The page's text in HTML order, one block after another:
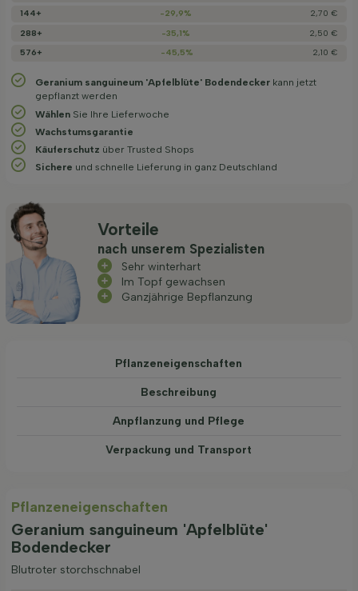
144+
-29,9%
2,70 €
288+
-35,1%
2,50 €
576+
-45,5% 2,10 €
Geranium sanguineum 'Apfelblüte' Bodendecker kann jetzt
gepflanzt werden
Wählen Sie Ihre Lieferwoche
Wachstums­garantie
Käuferschutz über Trusted Shops
Sichere und schnelle Lieferung in ganz Deutschland
Vorteile
nach unserem Spezialisten
Sehr winterhart
Im Topf gewachsen
Ganzjährige Bepflanzung
Pflanzeneigenschaften
Beschreibung
Anpflanzung und Pflege
Verpackung und Transport
Pflanzeneigenschaften
Geranium sanguineum 'Apfelblüte'
Bodendecker
Blutroter storchschnabel